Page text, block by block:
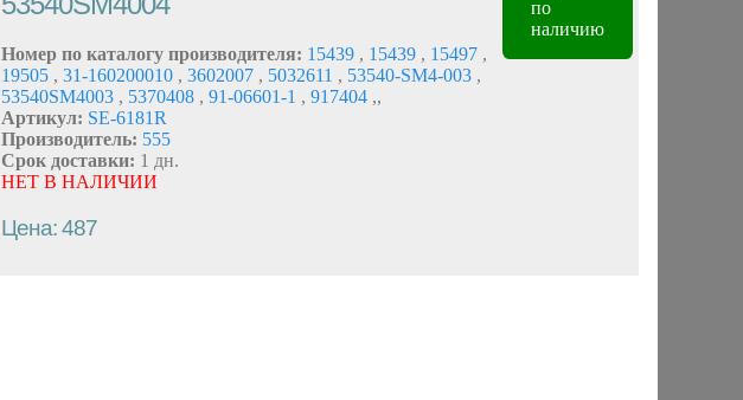
Номер по каталогу производителя: 15439 , 15439 , 15497 ,
19505 , 31-160200010 , 3602007 , 5032611 , 53540-SM4-003 ,
53540SM4003 , 5370408 , 91-06601-1 , 917404 ,,
Артикул: SE-6181R
Производитель: 555
Срок доставки: 1 дн.
НЕТ В НАЛИЧИИ
Цена: 487
по
наличию